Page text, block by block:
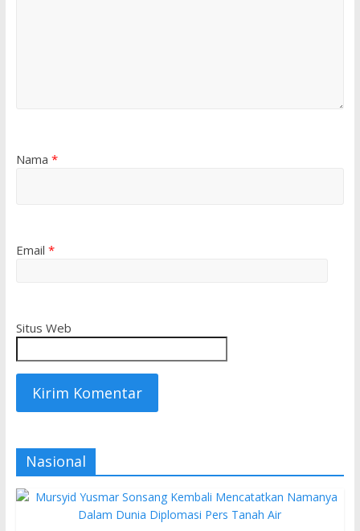
Nama *
Email *
Situs Web
Nasional